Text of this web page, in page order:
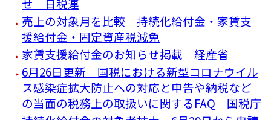
せ 日税連
売上の対象月を比較 持続化給付金・家賃支
援給付金・固定資産税減免
家賃支援給付金のお知らせ掲載 経産省
6月26日更新 国税における新型コロナウイル
ス感染症拡大防止への対応と申告や納税など
の当面の税務上の取扱いに関するFAQ 国税庁